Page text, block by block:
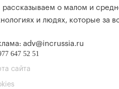
о малом и
и людях, которые за
adv@incrussia.ru
647 52 51
сайта